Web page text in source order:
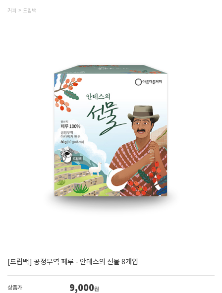
커피 드립백
[드립백] 공정무역 페루 - 안데스의 선물 8개입
상품가 9,000원